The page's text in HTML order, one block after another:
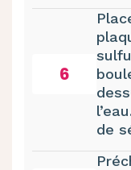
6
de